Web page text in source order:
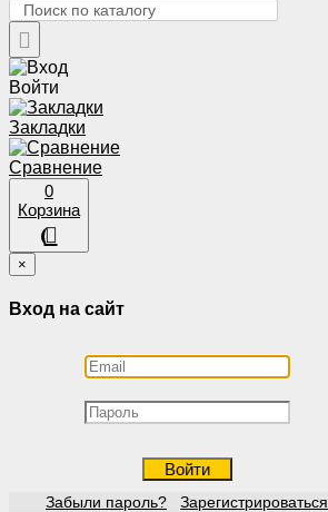
Войти
Закладки
Сравнение
0
Корзина
×
Вход на сайт
Войти
Забыли пароль? Зарегистрироваться